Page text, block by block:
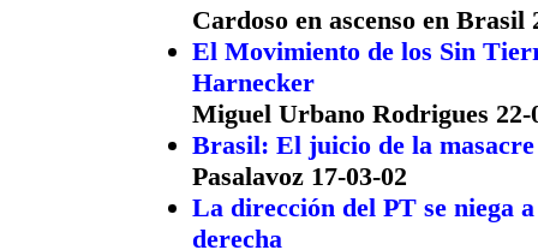
Cardoso en ascenso en Brasil
El Movimiento de los Sin
Harnecker
Miguel Urbano Rodrigues 22-
Brasil: El juicio de la
Pasalavoz 17-03-02
La dirección del PT se niega
derecha